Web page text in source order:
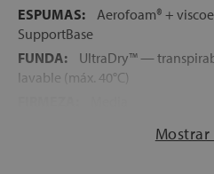
ESPUMAS:
Aerofoam® +
SupportBase
FUNDA:
UltraDry™ —
lavable (máx. 40°C)
Mostrar